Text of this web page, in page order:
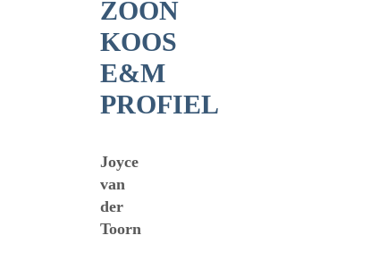
ZOON
KOOS
E&M
PROFIEL
Joyce
van
der
Toorn